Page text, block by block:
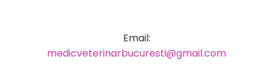
Email:
medicveterinarbucuresti@gmail.com